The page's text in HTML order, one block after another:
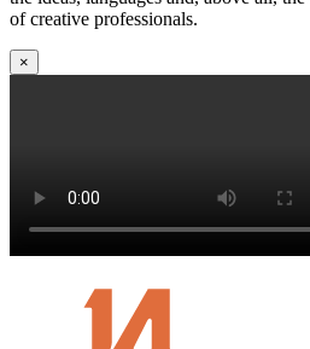
of creative professionals.
×